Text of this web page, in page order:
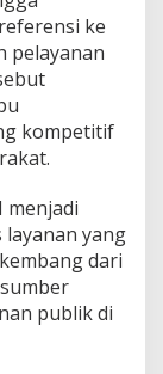
ke
pelayanan
kompetitif
menjadi
yang
dari
publik di